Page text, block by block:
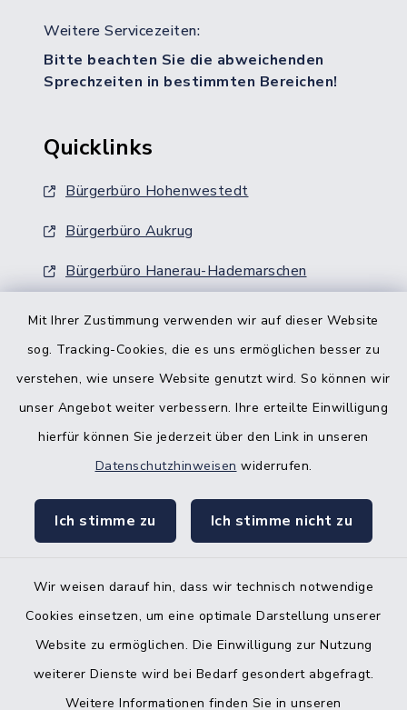
Mit Ihrer Zustimmung verwenden wir auf dieser Website
sog. Tracking-Cookies, die es uns ermöglichen besser zu
verstehen, wie unsere Website genutzt wird. So können wir
unser Angebot weiter verbessern. Ihre erteilte Einwilligung
hierfür können Sie jederzeit über den Link in unseren
Datenschutzhinweisen widerrufen.
Ich stimme zu Ich stimme nicht zu
Wir weisen darauf hin, dass wir technisch notwendige
Cookies einsetzen, um eine optimale Darstellung unserer
Website zu ermöglichen. Die Einwilligung zur Nutzung
weiterer Dienste wird bei Bedarf gesondert abgefragt.
Weitere Informationen finden Sie in unseren
Weitere Servicezeiten:
Bitte beachten Sie die abweichenden
Sprechzeiten in bestimmten Bereichen!
Quicklinks
Bürgerbüro Hohenwestedt
Bürgerbüro Aukrug
Bürgerbüro Hanerau-Hademarschen
Nebenstelle Padenstedt
KFZ-Zulassungsbehörde
Gleichstellungsbüro
Kontakt
Datenschutz
Impressum